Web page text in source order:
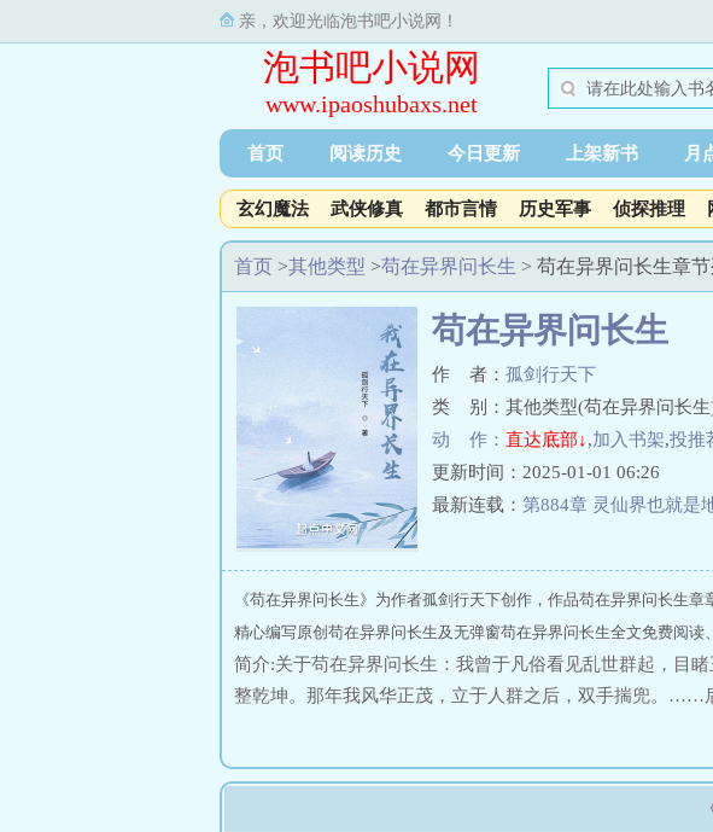
亲，欢迎光临泡书吧小说网！
泡书吧小说网
www.ipaoshubaxs.net
首页 阅读历史 今日更新 上架新书 月
玄幻魔法 武侠修真 都市言情 历史军事 侦探推理
首页 >其他类型 >苟在异界问长生 > 苟在异界问长生章
苟在异界问长生
作 者： 孤剑行天下
类 别：其他类型(苟在异界问长
动 作： 直达底部↓,加入书架,投推
更新时间：2025-01-01 06:26
最新连载： 第884章 灵仙界也就是
《苟在异界问长生》为作者孤剑行天下创作，作品苟在异界问长生
精心编写原创苟在异界问长生及无弹窗苟在异界问长生全文免费阅读
简介:关于苟在异界问长生：我曾于凡俗看见乱世群起，目
整乾坤。那年我风华正茂，立于人群之后，双手揣兜。……
步……修成了仙。求道路上。有人说，长生如幻梦，不过一
人说，一万年太久，他只争朝夕！啊对对对。——苟道仙